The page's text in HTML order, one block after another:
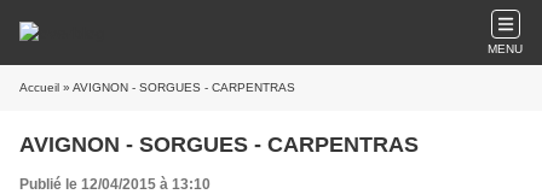
MENU
Accueil » AVIGNON - SORGUES - CARPENTRAS
AVIGNON - SORGUES - CARPENTRAS
Publié le 12/04/2015 à 13:10